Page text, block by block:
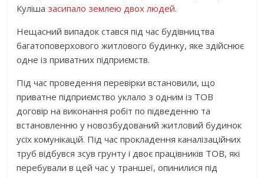
Кулішазасипало землею двох людей.
Нещасний випадок стався під час будівництва
багатоповерхового житлового будинку, яке здійснює
одне із приватних підприємств.
Під час проведення перевірки встановили, що
приватне підприємство уклало з одним із ТОВ
договір на виконання робіт по підведенню та
встановленню у новозбудований житловий будинок
усіх комунікацій. Під час прокладення каналізаційних
труб відбувся зсув грунту і двоє працівників ТОВ, які
перебували в цей час у траншеї, опинилися під